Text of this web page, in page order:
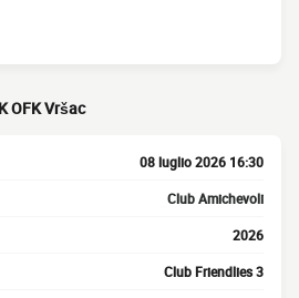
OFK Vršac
08 luglio 2026 16:30
Club Amichevoli
2026
Club Friendlies 3